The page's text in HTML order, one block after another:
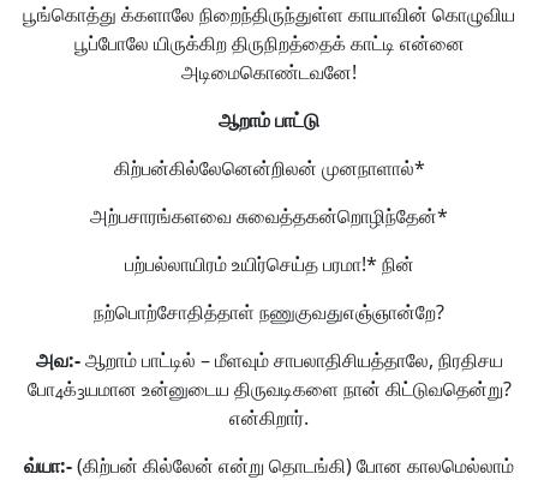
பூங்கொத்து க்களாலே நிறைந்திருந்துள்ள காயாவின் கொழுவிய
பூப்போலே யிருக்கிற திருநிறத்தைக் காட்டி என்னை
அடிமைகொண்டவனே!
ஆறாம்பாட்டு
கிற்பன்கில்லேனென்றிலன் முனநாளால்*
அற்பசாரங்களவை சுவைத்தகன்றொழிந்தேன்*
பற்பல்லாயிரம் உயிர்செய்த பரமா!* நின்
நற்பொற்சோதித்தாள் நணுகுவதுஎஞ்ஞான்றே?
அவ:-ஆறாம் பாட்டில் – மீளவும் சாபலாதிசியத்தாலே, நிரதிசய
போ4க்3யமான உன்னுடைய திருவடிகளை நான் கிட்டுவதென்று?
என்கிறார்.
வ்யா:-(கிற்பன் கில்லேன் என்று தொடங்கி) போன காலமெல்லாம்